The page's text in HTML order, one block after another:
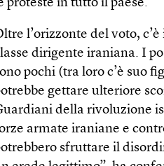
proteste in tutto il paese.
l’orizzonte del voto,
dirigente iraniana. I
pochi (tra loro c’è suo
gettare ulteriore
della rivoluzione
armate iraniane e
sfruttare il